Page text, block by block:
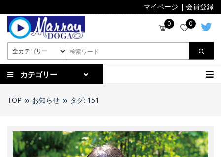
マイページ | 会員登録
0 0
カテゴリー
TOP お知らせ タグ: 151